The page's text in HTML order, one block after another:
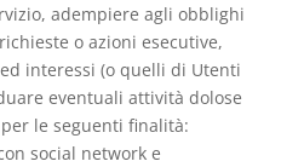
adempiere agli obblighi
o azioni esecutive,
interessi (o quelli di Utenti
eventuali attività dolose
le seguenti finalità:
social network e